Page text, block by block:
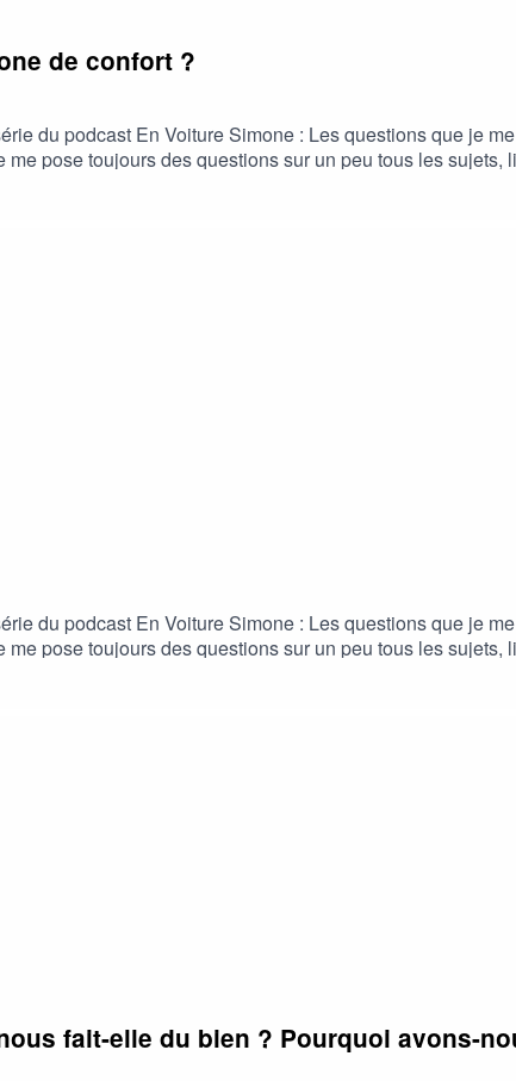
de confort ?
du podcast En Voiture Simone : Les questions que je
pose toujours des questions sur un peu tous les sujets,
ou pas, mais surtout de vous expliquer mon point
de sa zone de confort ?Karine Boulay : est Coach
et fait évoluer les compétences en entreprise
du podcast En Voiture Simone : Les questions que je
pose toujours des questions sur un peu tous les sujets,
ou pas, mais surtout de vous expliquer mon point
?Karine Boulay : est Coach Consultante Formatrice
fait évoluer les compétences en entreprise depuis + de 30
fait-elle du bien ? Pourquoi avons-